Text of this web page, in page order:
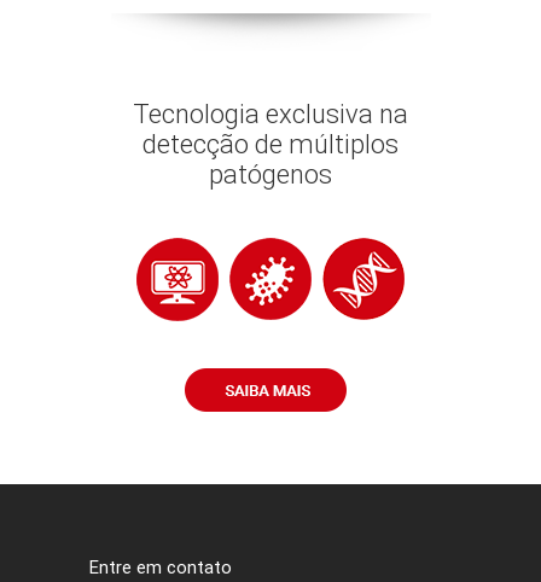
Tecnologia exclusiva na
detecção de múltiplos
patógenos
Entre em contato